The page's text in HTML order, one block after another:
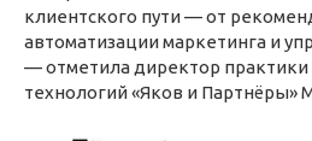
клиентского пути — от
автоматизации маркетинга и
— отметила директор
технологий «Яков и Партнёры»